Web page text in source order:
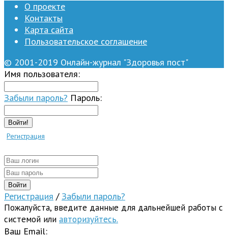
О проекте
Контакты
Карта сайта
Пользовательское соглашение
© 2001-2019 Онлайн-журнал "Здоровья пост"
Имя пользователя:
Забыли пароль? Пароль:
Войти!
Регистрация
Регистрация / Забыли пароль?
Пожалуйста, введите данные для дальнейшей работы с
системой или авторизуйтесь.
Ваш Email: